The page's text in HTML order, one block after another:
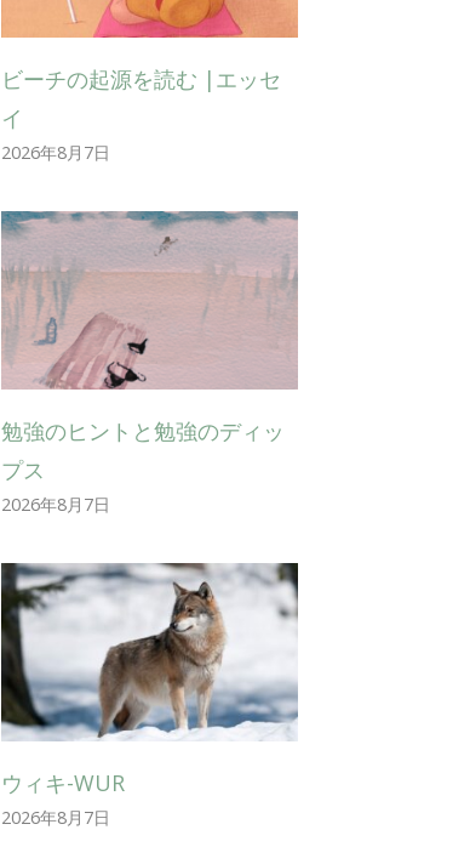
ビーチの起源を読む |エッセ
イ
2026年8月7日
勉強のヒントと勉強のディッ
プス
2026年8月7日
ウィキ-WUR
2026年8月7日